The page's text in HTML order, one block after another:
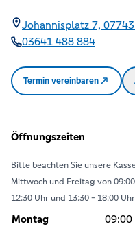
Johannisplatz 7, 07743
03641 488 884
Termin vereinbaren
Öffnungszeiten
Bitte beachten Sie unsere
Mittwoch und Freitag von
12:30 Uhr und 13:30 - 18:00 Uhr
Montag 09:00